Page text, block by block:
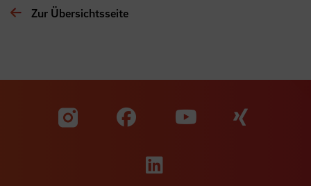
Zur Übersichtsseite
Zu unserer Facebook
Zu
Zu unserer